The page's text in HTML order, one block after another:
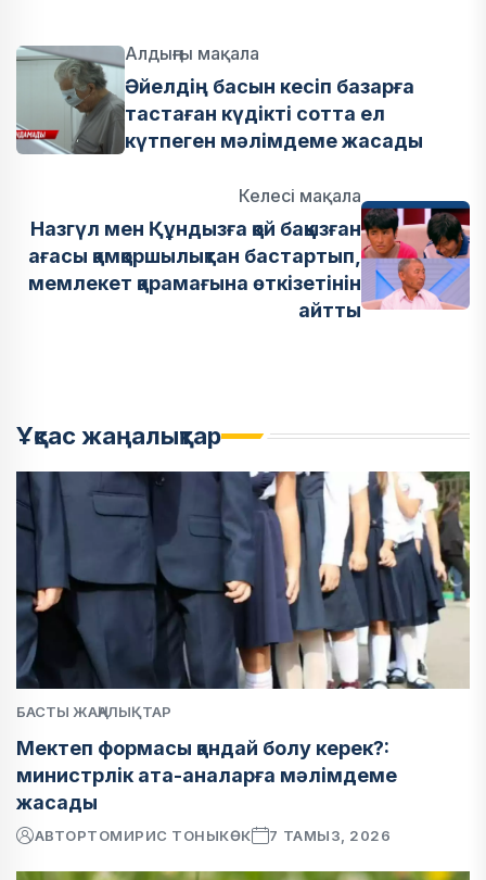
Алдыңғы мақала
Әйелдің басын кесіп базарға
тастаған күдікті сотта ел
күтпеген мәлімдеме жасады
Келесі мақала
Назгүл мен Құндызға қой баққызған
ағасы қамқоршылықтан бастартып,
мемлекет қарамағына өткізетінін
айтты
Ұқсас жаңалықтар
БАСТЫ ЖАҢАЛЫҚТАР
Мектеп формасы қандай болу керек?:
министрлік ата-аналарға мәлімдеме
жасады
АВТОРТОМИРИС ТОНЫКӨК 7 ТАМЫЗ, 2026